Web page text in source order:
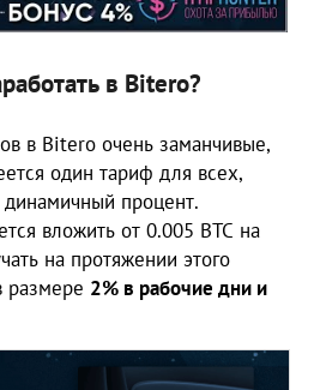
в Bitero?
в Bitero очень заманчивые,
один тариф для всех,
динамичный процент.
вложить от 0.005 ВТС на
на протяжении этого
размере 2% в рабочие дни и